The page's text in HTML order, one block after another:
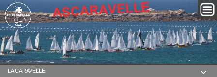

LA CARAVELLE